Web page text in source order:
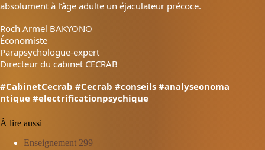
absolument à l’âge adulte un éjaculateur précoce.
Roch Armel BAKYONO
Économiste
Parapsychologue-expert
Directeur du cabinet CECRAB
#CabinetCecrab #Cecrab #conseils #analyseonoma
ntique #electrificationpsychique
À lire aussi
Enseignement 299